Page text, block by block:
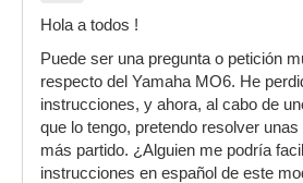
Hola a todos !
Puede ser una pregunta o petición
respecto del Yamaha MO6. He
instrucciones, y ahora, al cabo de
que lo tengo, pretendo resolver
más partido. ¿Alguien me podría
instrucciones en español de este